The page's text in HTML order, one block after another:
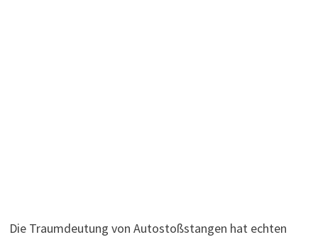
Die Traumdeutung von Autostoßstangen hat echten